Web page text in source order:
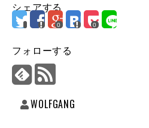
シェアする
0 0
フォローする
WOLFGANG